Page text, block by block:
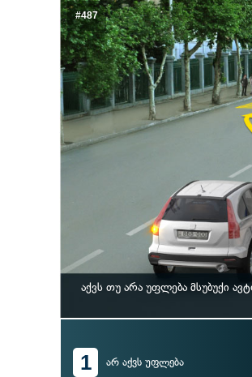
#487
აქვს თუ არა უფლება მსუბუქი
1 არ აქვს უფლება